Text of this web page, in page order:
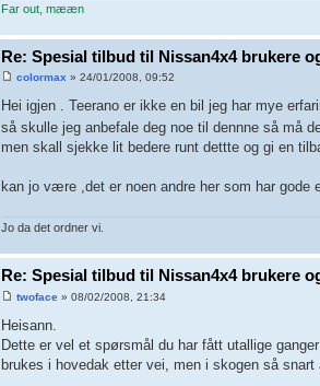
Far out, mææn
Re: Spesial tilbud til Nissan4x4 brukere
colormax » 24/01/2008, 09:52
Hei igjen . Teerano er ikke en bil jeg har mye
så skulle jeg anbefale deg noe til dennne så må
men skall sjekke lit bedere runt dettte og gi en
kan jo være ,det er noen andre her som har gode
Jo da det ordner vi.
Re: Spesial tilbud til Nissan4x4 brukere
twoface » 08/02/2008, 21:34
Heisann.
Dette er vel et spørsmål du har fått utallige
brukes i hovedak etter vei, men i skogen så